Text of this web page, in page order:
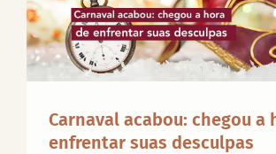
Carnaval acabou: chegou a
enfrentar suas desculpas